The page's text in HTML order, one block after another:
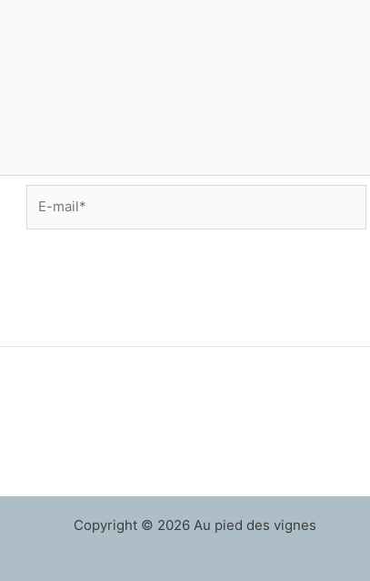
mail*
Copyright © 2026 Au pied des vignes